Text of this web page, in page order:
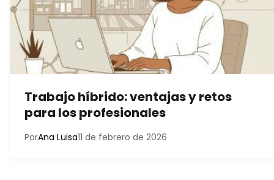
Trabajo híbrido: ventajas y retos
para los profesionales
PorAna Luisa11 de febrero de 2026